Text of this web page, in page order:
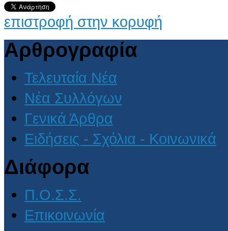
επιστροφή στην κορυφή
Αρθρογραφία
Τελευταία Νέα
Νέα Συλλόγων
Γενικά Άρθρα
Ειδήσεις - Σχόλια - Κοινωνικά
Διάφορα
Π.Ο.Σ.Σ.
Επικοινωνία